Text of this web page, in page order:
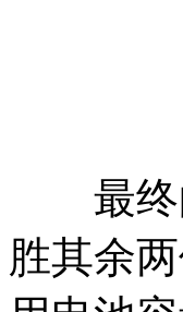
最终的
胜其余